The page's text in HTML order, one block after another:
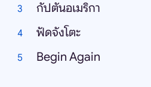
กัปตันอเมริกา
ฟัดจังโตะ
Begin Again